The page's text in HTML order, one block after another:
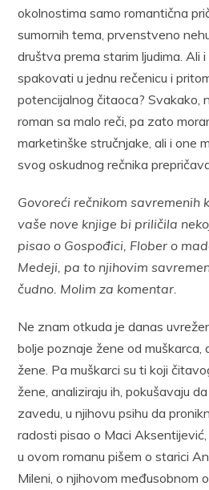
okolnostima samo romantična
sumornih tema, prvenstveno
društva prema starim ljudima. Ali
spakovati u jednu rečenicu i
potencijalnog čitaoca? Svakako,
roman sa malo reči, pa zato
marketinške stručnjake, ali i one
svog oskudnog rečnika
Govoreći rečnikom savremenih
vaše nove knjige bi priličila
pisao o Gospođici, Flober o
Medeji, pa to njihovim
čudno. Molim za komentar.
Ne znam otkuda je danas
bolje poznaje žene od muškarca,
žene. Pa muškarci su ti koji
žene, analiziraju ih, pokušavaju
zavedu, u njihovu psihu da
radosti pisao o Maci
u ovom romanu pišem o starici
Mileni, o njihovom međusobnom